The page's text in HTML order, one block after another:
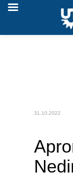
31.10.2022